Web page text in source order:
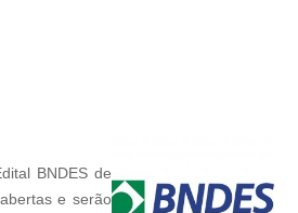
BNDES de
e serão